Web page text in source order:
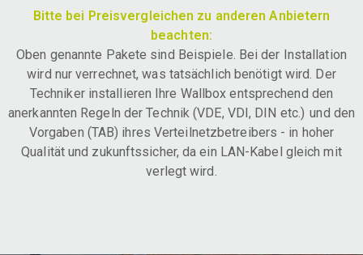
Bitte bei Preisvergleichen zu anderen Anbietern
beachten:
Oben genannte Pakete sind Beispiele. Bei der Installation
wird nur verrechnet, was tatsächlich benötigt wird. Der
Techniker installieren Ihre Wallbox entsprechend den
anerkannten Regeln der Technik (VDE, VDI, DIN etc.) und den
Vorgaben (TAB) ihres Verteilnetzbetreibers - in hoher
Qualität und zukunftssicher, da ein LAN-Kabel gleich mit
verlegt wird.